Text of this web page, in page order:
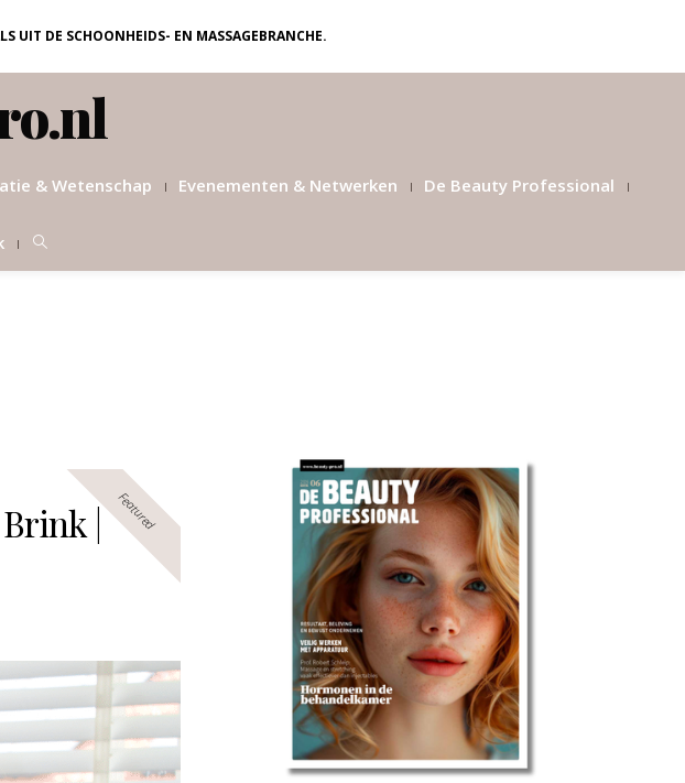
UIT DE SCHOONHEIDS- EN MASSAGEBRANCHE.
& Wetenschap Evenementen & Netwerken De Beauty Professional
Featured
|